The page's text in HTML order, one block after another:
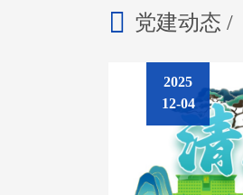
党建动态 /
2025
12-04